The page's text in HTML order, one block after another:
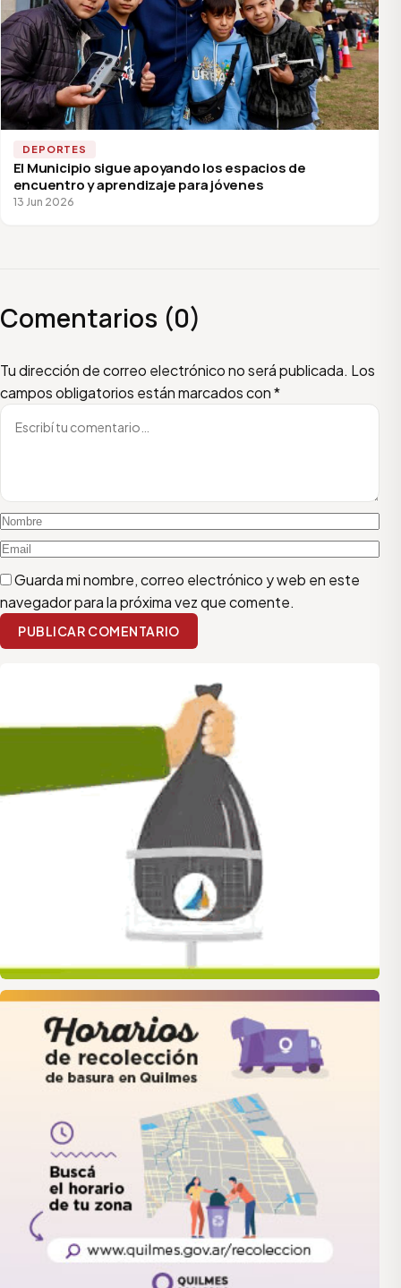
DEPORTES
El Municipio sigue apoyando los espacios de
encuentro y aprendizaje para jóvenes
13 Jun 2026
Comentarios (0)
Tu dirección de correo electrónico no será publicada. Los
campos obligatorios están marcados con*
Escribí tu comentario
Nombre
Email
Guarda mi nombre, correo electrónico y web en este
navegador para la próxima vez que comente.
PUBLICAR COMENTARIO
quilmes